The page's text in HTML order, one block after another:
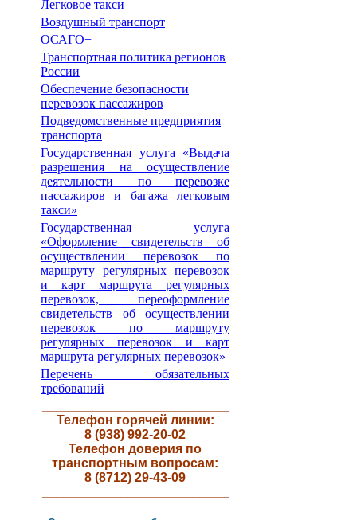
Легковое такси
Воздушный транспорт
ОСАГО+
Транспортная политика регионов
России
Обеспечение безопасности
перевозок пассажиров
Подведомственные предприятия
транспорта
Государственная услуга «Выдача
разрешения на осуществление
деятельности по перевозке
пассажиров и багажа легковым
такси»
Государственная услуга
«Оформление свидетельств об
осуществлении перевозок по
маршруту регулярных перевозок
и карт маршрута регулярных
перевозок, переоформление
свидетельств об осуществлении
перевозок по маршруту
регулярных перевозок и карт
маршрута регулярных перевозок»
Перечень обязательных
требований
Телефон горячей линии:
8 (938) 992-20-02
Телефон доверия по
транспортным вопросам:
8 (8712) 29-43-09